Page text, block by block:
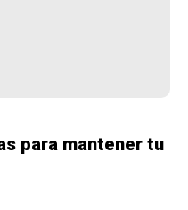
para mantener tu